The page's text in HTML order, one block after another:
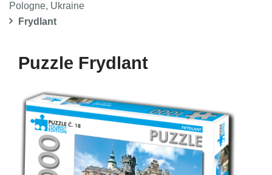
Pologne, Ukraine
Frydlant
Puzzle Frydlant